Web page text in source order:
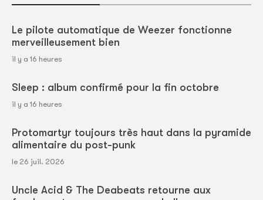
Le pilote automatique de Weezer fonctionne
merveilleusement bien
il y a 16 heures
Sleep : album confirmé pour la fin octobre
il y a 16 heures
Protomartyr toujours très haut dans la pyramide
alimentaire du post-punk
le 26 juil. 2026
Uncle Acid & The Deabeats retourne aux